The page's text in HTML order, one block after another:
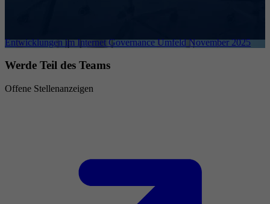
Entwicklungen im Internet Governance Umfeld November 2025
Werde Teil des Teams
Offene Stellenanzeigen